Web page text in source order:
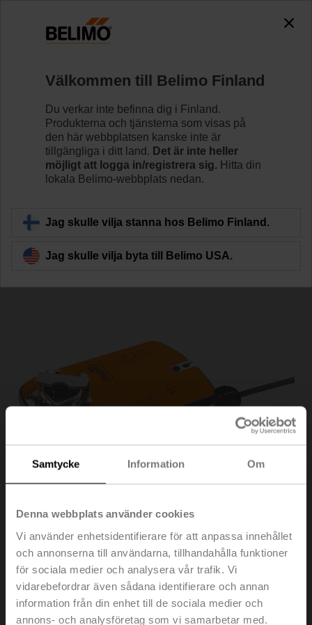
Samtycke Information Om
Denna webbplats använder cookies
Vi använder enhetsidentifierare för att anpassa innehållet
och annonserna till användarna, tillhandahålla funktioner
för sociala medier och analysera vår trafik. Vi
vidarebefordrar även sådana identifierare och annan
information från din enhet till de sociala medier och
annons- och analysföretag som vi samarbetar med.
accessing the absolute URL
"https://www.belimo.com/fi/sv_SE/~mgnlArea=cookies~".
Spjällställdon Felsäkra ställdon
LF24-SR
Tillbaka till produktkategori
LF24-SR
Välkommen till Belimo Finland
Du verkar inte befinna dig i Finland.
Produkterna och tjänsterna som visas på
den här webbplatsen kanske inte är
tillgängliga i ditt land. Det är inte heller
möjligt att logga in/registrera sig. Hitta din
lokala Belimo-webbplats nedan.
Jag skulle vilja stanna hos Belimo Finland.
Jag skulle vilja byta till Belimo USA.